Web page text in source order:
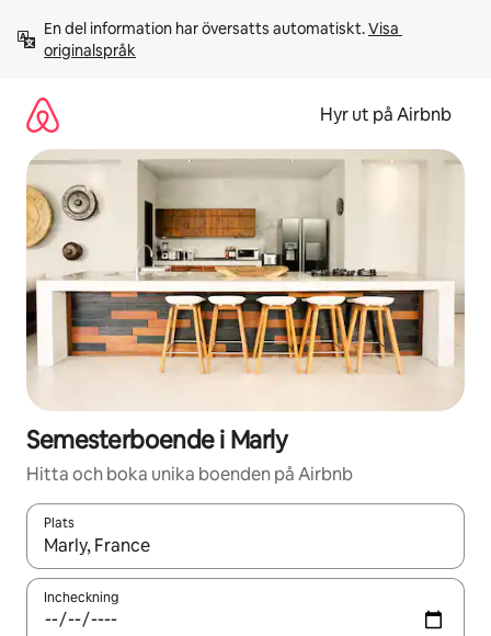
innehåll
En del information har översatts automatiskt. Visa
originalspråk
Hyr ut på Airbnb
Semesterboende i Marly
Hitta och boka unika boenden på Airbnb
Plats
När resultaten är tillgängliga kan du navigera med upp- och
Incheckning